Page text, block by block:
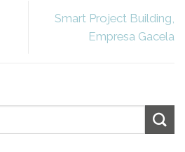
Smart Project Building,
Empresa Gacela